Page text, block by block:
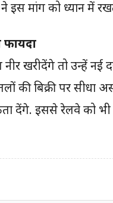
इस मांग को ध्यान में
फायदा
नीर खरीदेंगे तो उन्हें
की बिक्री पर सीधा
देंगे. इससे रेलवे को